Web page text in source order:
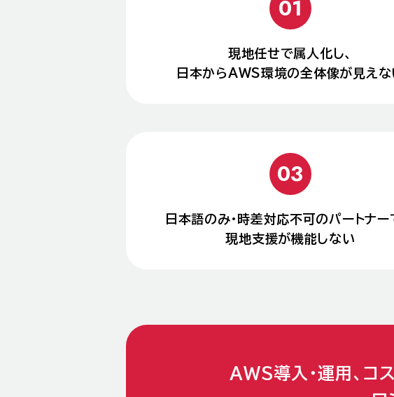
現地任せで属人化し、
日本からAWS環境の全体像が 見えな
日本語のみ・時差対応不可のパートナー
現地支援が機能しない
AWS導入・運用、コ